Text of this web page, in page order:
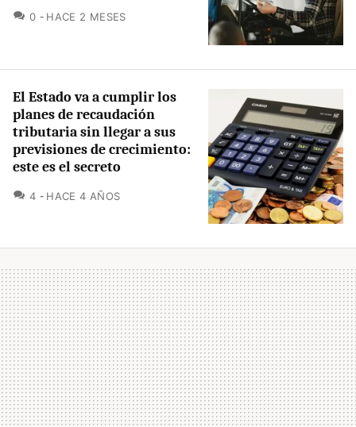
0 COMENTARIOS
HACE 2 MESES
El Estado va a cumplir los
planes de recaudación
tributaria sin llegar a sus
previsiones de crecimiento:
este es el secreto
4 COMENTARIOS
HACE 4 AÑOS